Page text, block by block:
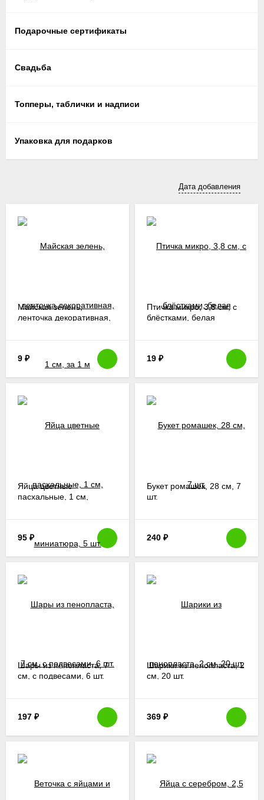
Подарочные сертификаты
Свадьба
Топперы, таблички и надписи
Упаковка для подарков
Дата добавления
Майская зелень,
ленточка декоративная,
9 ₽
Птичка микро, 3,8 см, с
блёстками, белая
19 ₽
Яйца цветные
пасхальные, 1 см,
95 ₽
Букет ромашек, 28 см, 7
шт.
240 ₽
Шары из пенопласта, 7
см, с подвесами, 6 шт.
197 ₽
Шарики из пенопласта, 2
см, 20 шт.
369 ₽